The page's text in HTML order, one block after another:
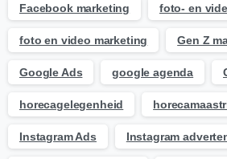
Facebook marketing foto- en
foto en video marketing Gen Z
Google Ads google agenda
horecagelegenheid
Instagram Ads Instagram